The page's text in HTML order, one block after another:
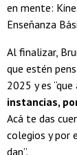
en mente:
Enseñanza
Al finalizar,
que estén
2025 y es “que
instancias,
Acá te das
colegios y por
dan”.